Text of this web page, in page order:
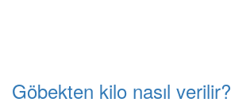
Göbekten kilo nasıl verilir?